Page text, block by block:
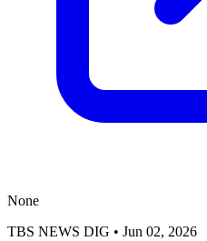
None
TBS NEWS DIG • Jun 02, 2026